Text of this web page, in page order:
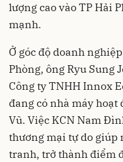
lượng cao vào TP Hải
mạnh.
Ở góc độ doanh
Phòng, ông Ryu Sung
Công ty TNHH Innox
đang có nhà máy
Vũ. Việc KCN Nam
thương mại tự do giúp
tranh, trở thành điểm